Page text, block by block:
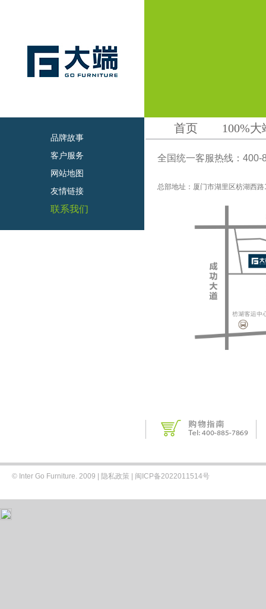
首页 100%大
品牌故事
客户服务
网站地图
友情链接
联系我们
全国统一客服热线： 400-
总部地址：厦门市湖里区枋湖西
© Inter Go Furniture. 2009 | 隐私政策 闽ICP备2022011514号